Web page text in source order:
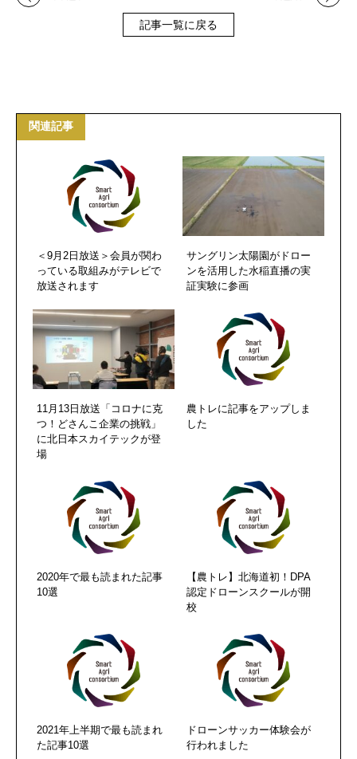
記事一覧に戻る
関連記事
＜9月2日放送＞会員が関わ
っている取組みがテレビで
放送されます
サングリン太陽園がドロー
ンを活用した水稲直播の実
証実験に参画
11月13日放送「コロナに克
つ！どさんこ企業の挑戦」
に北日本スカイテックが登
場
農トレに記事をアップしま
した
2020年で最も読まれた記事
10選
【農トレ】北海道初！DPA
認定ドローンスクールが開
校
2021年上半期で最も読まれ
た記事10選
ドローンサッカー体験会が
行われました